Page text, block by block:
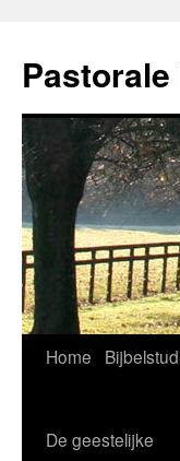
de
inhoud
Home
De geestelijke